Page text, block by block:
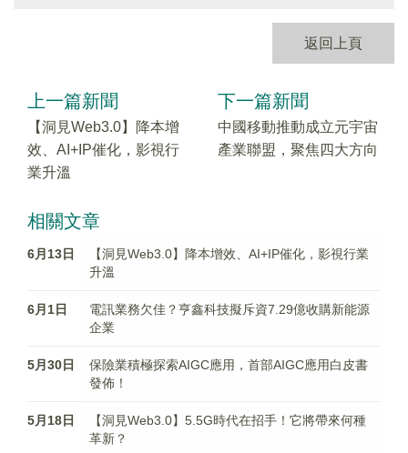
返回上頁
上一篇新聞
【洞見Web3.0】降本增
效、AI+IP催化，影視行
業升溫
下一篇新聞
中國移動推動成立元宇宙
產業聯盟，聚焦四大方向
相關文章
6月13日
【洞見Web3.0】降本增效、AI+IP催化，影視行業
升溫
6月1日
電訊業務欠佳？亨鑫科技擬斥資7.29億收購新能源
企業
5月30日
保險業積極探索AIGC應用，首部AIGC應用白皮書
發佈！
5月18日
【洞見Web3.0】5.5G時代在招手！它將帶來何種
革新？